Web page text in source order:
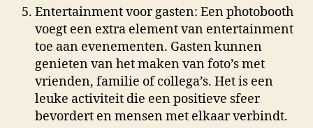
Entertainment voor gasten: Een photobooth
voegt een extra element van entertainment
toe aan evenementen. Gasten kunnen
genieten van het maken van foto’s met
vrienden, familie of collega’s. Het is een
leuke activiteit die een positieve sfeer
bevordert en mensen met elkaar verbindt.